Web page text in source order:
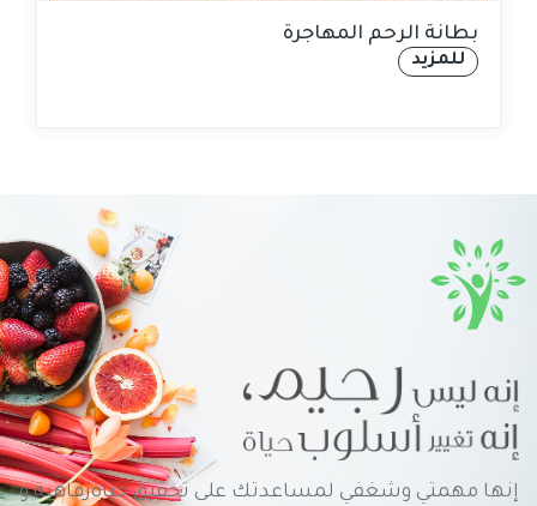
بطانة الرحم المهاجرة
للمزيد
إنها مهمتي وشغفي لمساعدتك على تحقيق حياةرفاهية و